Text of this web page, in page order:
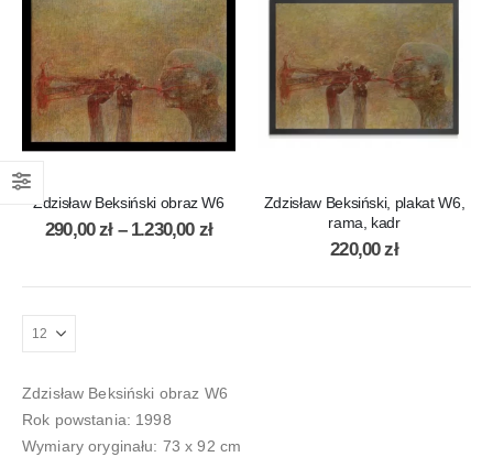
Zdzisław Beksiński obraz W6
290,00zł – 1.230,00 zł
Zdzisław Beksiński, plakat W6,
rama, kadr
220,00zł
Zdzisław Beksiński obraz W6
Rok powstania: 1998
Wymiary oryginału: 73 x 92 cm